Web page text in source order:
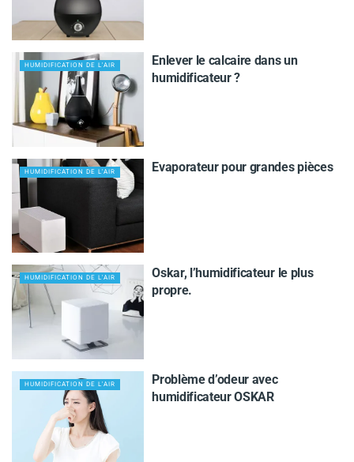
HUMIDIFICATION DE L'AIR
Enlever le calcaire dans un
humidificateur ?
HUMIDIFICATION DE L'AIR Evaporateur pour grandes pièces
HUMIDIFICATION DE L'AIR
Oskar, l’humidificateur le plus
propre.
HUMIDIFICATION DE L'AIR
Problème d’odeur avec
humidificateur OSKAR